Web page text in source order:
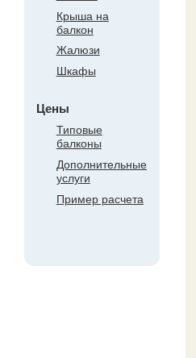
Крыша на
балкон
Жалюзи
Шкафы
Цены
Типовые
балконы
Дополнительные
услуги
Пример расчета